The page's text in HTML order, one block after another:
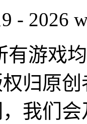
- 2026
有游戏
归原
我们